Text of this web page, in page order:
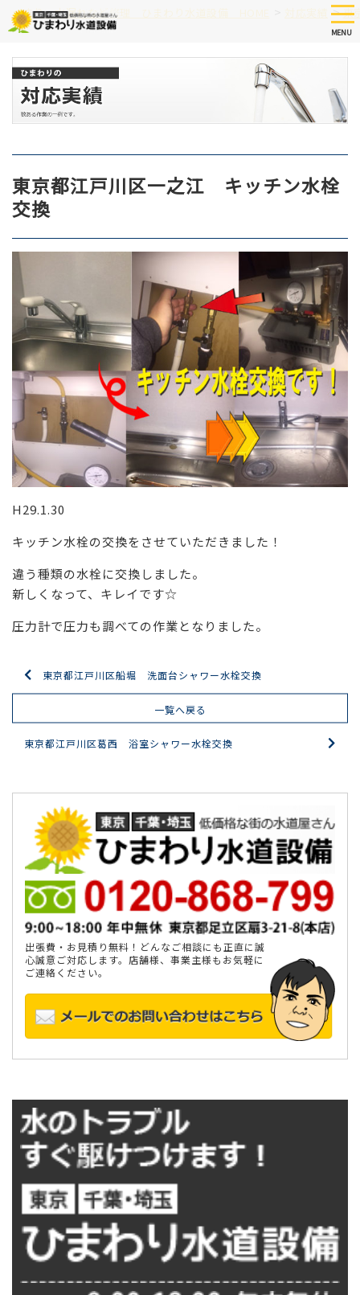
Skip
to
content
MENU
つまり、水漏れなど修理 ひまわり水道設備 HOME >東
東京都江戸川区一之江 キッチン水栓
交換
H29.1.30
キッチン水栓の交換をさせていただきました！
違う種類の水栓に交換しました。
新しくなって、キレイです☆
圧力計で圧力も調べての作業となりました。
東京都江戸川区船堀 洗面台シャワー水栓交換
一覧へ戻る
東京都江戸川区葛西 浴室シャワー水栓交換
出張費・お見積り無料！どんなご相談にも正直に誠
心誠意ご対応します。店舗様、事業主様もお気軽に
ご連絡ください。